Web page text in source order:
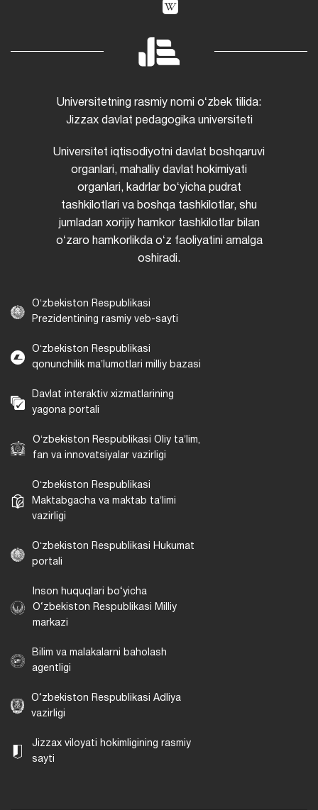
Universitetning rasmiy nomi oʻzbek tilida:
Jizzax davlat pedagogika universiteti
Universitet iqtisodiyotni davlat boshqaruvi
organlari, mahalliy davlat hokimiyati
organlari, kadrlar boʻyicha pudrat
tashkilotlari va boshqa tashkilotlar, shu
jumladan xorijiy hamkor tashkilotlar bilan
oʻzaro hamkorlikda oʻz faoliyatini amalga
oshiradi.
Oʻzbekiston Respublikasi
Prezidentining rasmiy veb-sayti
Oʻzbekiston Respublikasi
qonunchilik maʼlumotlari milliy bazasi
Davlat interaktiv xizmatlarining
yagona portali
Oʻzbekiston Respublikasi Oliy taʼlim,
fan va innovatsiyalar vazirligi
Oʻzbekiston Respublikasi
Maktabgacha va maktab taʼlimi
vazirligi
Oʻzbekiston Respublikasi Hukumat
portali
Inson huquqlari bo‘yicha
O‘zbekiston Respublikasi Milliy
markazi
Bilim va malakalarni baholash
agentligi
O‘zbekiston Respublikasi Adliya
vazirligi
Jizzax viloyati hokimligining rasmiy
sayti